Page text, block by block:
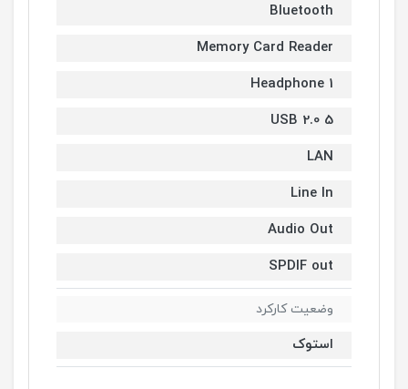
Bluetooth
Memory Card Reader
1 Headphone
5 USB 2.0
LAN
Line In
Audio Out
SPDIF out
وضعیت کارکرد
استوک